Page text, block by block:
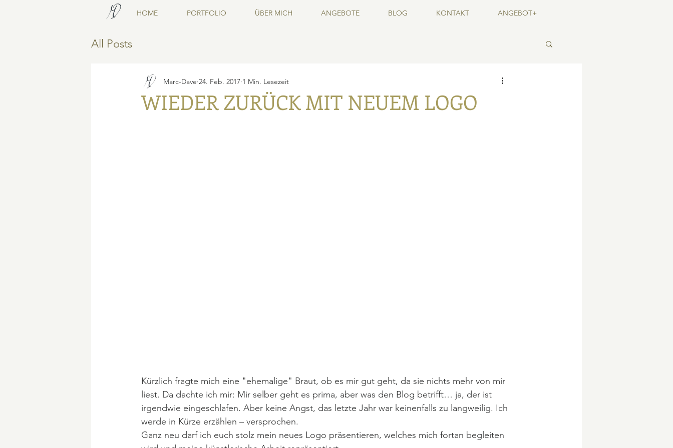
HOME PORTFOLIO ÜBER MICH ANGEBOTE BLOG KONTAKT ANGEBOT+
All Posts
WIEDER ZURÜCK MIT NEUEM LOGO
Marc-Dave 24. Feb. 2017 1 Min. Lesezeit
Kürzlich fragte mich eine "ehemalige" Braut, ob es mir gut geht, da sie nichts mehr von mir
liest. Da dachte ich mir: Mir selber geht es prima, aber was den Blog betrifft… ja, der ist
irgendwie eingeschlafen. Aber keine Angst, das letzte Jahr war keinenfalls zu langweilig. Ich
werde in Kürze erzählen – versprochen.
Ganz neu darf ich euch stolz mein neues Logo präsentieren, welches mich fortan begleiten